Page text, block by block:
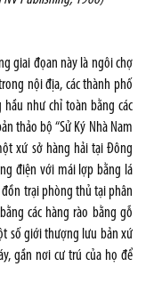
giai đọan này là ngôi chợ
nội địa, các thành phố
như chỉ toàn bằng các
thảo bộ “Sử Ký Nhà Nam
xứ sở hàng hải tại Đông
điện với mái lợp bằng lá
đồn trại phòng thủ tại phân
các hàng rào bằng gỗ
số giới thượng lưu bản xứ
gần nơi cư trú của họ để